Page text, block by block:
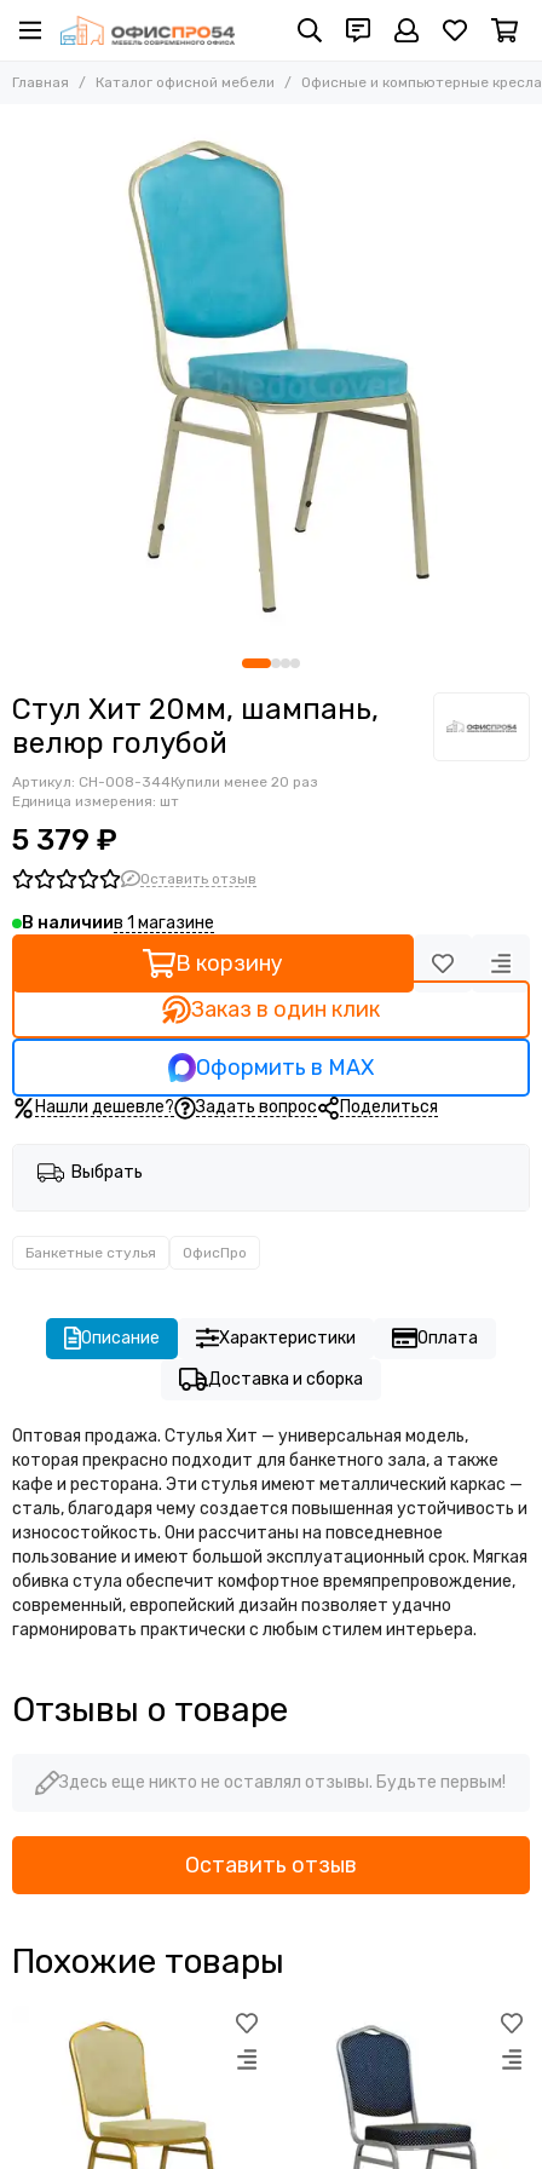
Офисные и компьютерные кресла
Складные стулья
Офисные кресла для персонала
Кресла для руководителей
Усиленные кресла (до 250 кг)
Конференц-кресла
Эргономичные кресла
Кресла для домашнего офиса
Офисные кресла Samurai
Офисные кресла Ergolife
Офисные кресла Yoga
Офисные кресла Move
Реклайнер кресла
Многоместные секции
Ортопедические кресла
Главная Каталог офисной мебели Офисные и компьютерные кресла
Стул Хит 20мм, шампань,
велюр голубой
Артикул: CH-008-344Купили менее 20 раз
Единица измерения: шт
5 379 ₽
Оставить отзыв
В наличиив 1 магазине
В корзину
Заказ в один клик
Оформить в MAX
Нашли дешевле? Задать вопрос Поделиться
Выбрать
Банкетные стулья ОфисПро
Описание Характеристики
Оплата
Доставка и сборка
Оптовая продажа. Стулья Хит — универсальная модель,
которая прекрасно подходит для банкетного зала, а также
кафе и ресторана. Эти стулья имеют металлический каркас —
сталь, благодаря чему создается повышенная устойчивость и
износостойкость. Они рассчитаны на повседневное
пользование и имеют большой эксплуатационный срок. Мягкая
обивка стула обеспечит комфортное времяпрепровождение,
современный, европейский дизайн позволяет удачно
гармонировать практически с любым стилем интерьера.
Отзывы о товаре
Здесь еще никто не оставлял отзывы. Будьте первым!
Оставить отзыв
Похожие товары